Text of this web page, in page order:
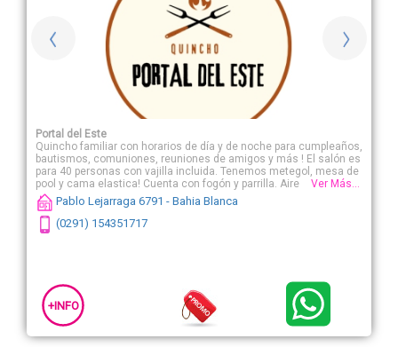
Portal del Este
Quincho familiar con horarios de día y de noche para cumpleaños,
bautismos, comuniones, reuniones de amigos y más ! El salón es
para 40 personas con vajilla incluida. Tenemos metegol, mesa de
pool y cama elastica! Cuenta con fogón y parrilla. Aire
acondicionado. Amplio patio para poner juegos inflables, Tiene
cocina, heladera y freezer, y en el verano, cuenta con pileta
Ver Más...
Pablo Lejarraga 6791 - Bahia Blanca
(0291) 154351717
+INFO